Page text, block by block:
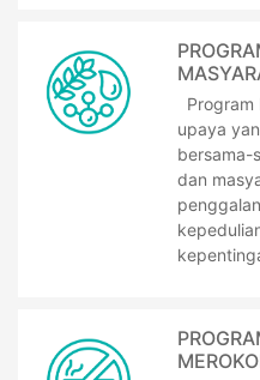
Program
upaya
bersama-
dan